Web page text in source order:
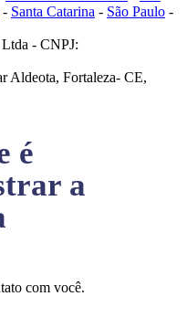
- Santa Catarina - São Paulo -
- CNPJ:
Aldeota, Fortaleza- CE,
é
a
com você.